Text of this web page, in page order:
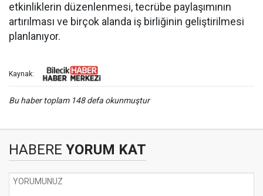
etkinliklerin düzenlenmesi, tecrübe paylaşımının
artırılması ve birçok alanda iş birliğinin geliştirilmesi
planlanıyor.
Kaynak:
Bu haber toplam 148 defa okunmuştur
HABERE YORUM KAT